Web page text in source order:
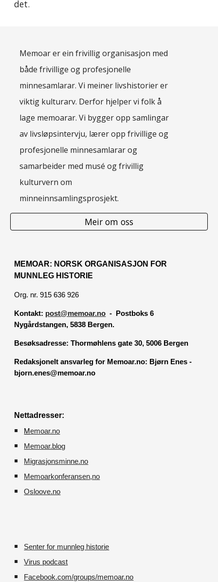
det.
Memoar er ein frivillig organisasjon med
både frivillige og profesjonelle
minnesamlarar. Vi meiner livshistorier er
viktig kulturarv. Derfor hjelper vi folk å
lage memoarar. Vi bygger opp samlingar
av livsløpsintervju, lærer opp frivillige og
profesjonelle minnesamlarar og
samarbeider med musé og frivillig
kulturvern om
minneinnsamlingsprosjekt.
Meir om oss
MEMOAR: NORSK ORGANISASJON FOR
MUNNLEG HISTORIE
Org. nr. 915 636 926
Kontakt: post@memoar.no - Postboks 6
Nygårdstangen, 5838 Bergen.
Besøksadresse:Thormøhlens gate 30, 5006 Bergen
Redaksjonelt ansvarleg for Memoar.no: Bjørn Enes -
bjorn.enes@memoar.no
Nettadresser:
Memoar.no
Memoar.blog
M igrasjonsminne.no
Memoarkonferansen,no
Osloove.no
Senter for munnleg historie
Virus podcast
Facebook.com/groups/memoar.no